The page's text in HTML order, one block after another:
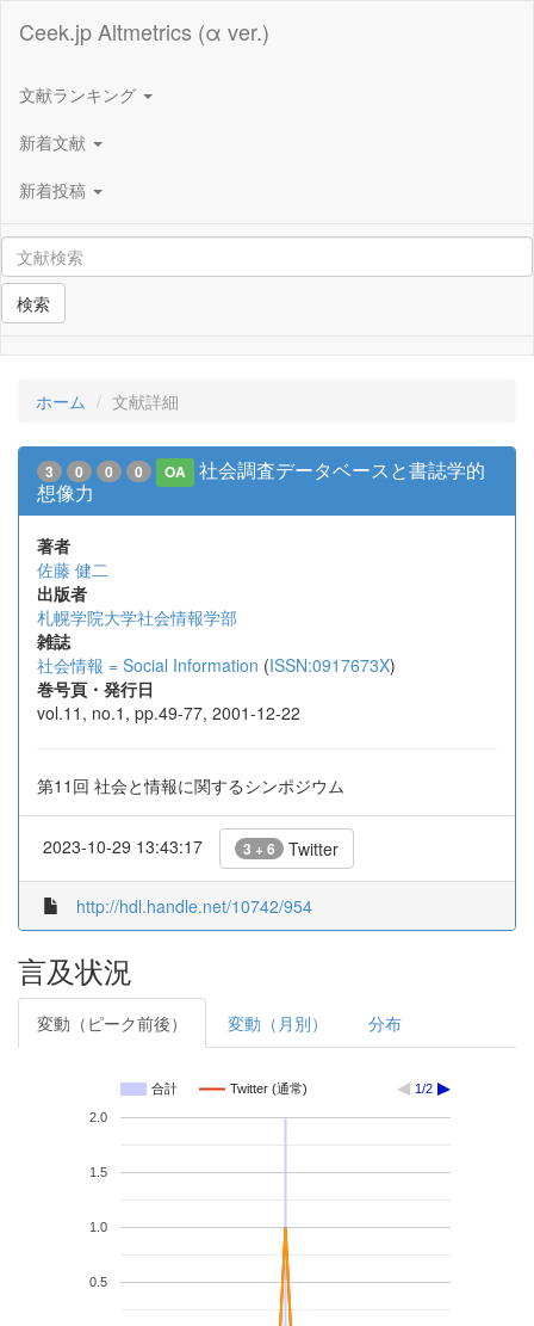
Ceek.jp Altmetrics (α ver.)
文献ランキング
新着文献
新着投稿
検索
ホーム 文献詳細
3 0 0 0 OA
社会調査データベースと書誌学的
想像力
著者
佐藤 健二
出版者
札幌学院大学社会情報学部
雑誌
社会情報 = Social Information (ISSN:0917673X)
巻号頁・発行日
vol.11, no.1, pp.49-77, 2001-12-22
第11回 社会と情報に関するシンポジウム
2023-10-29 13:43:17 3 + 6 Twitter
http://hdl.handle.net/10742/954
言及状況
変動（ピーク前後） 変動（月別） 分布
合計 Twitter (通常) 1/2
0.5
1.0
1.5
2.0